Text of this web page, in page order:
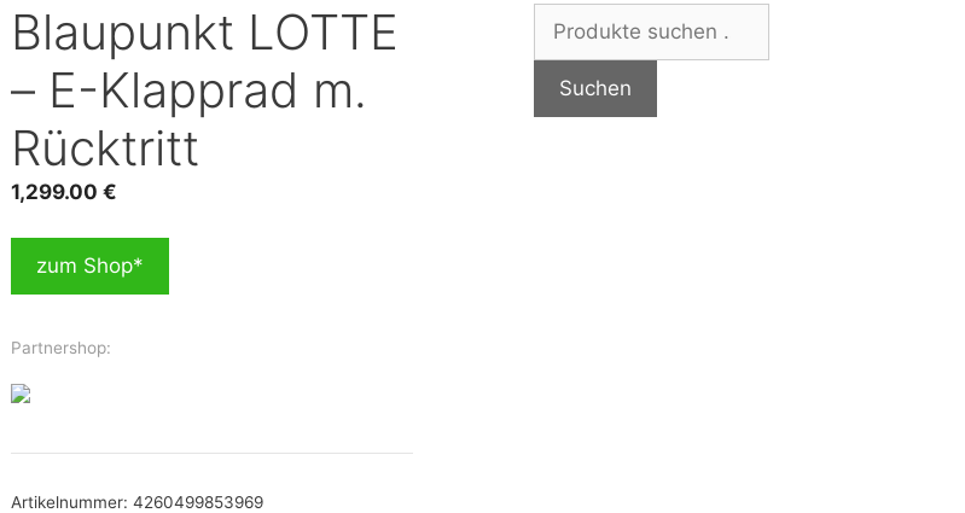
Blaupunkt LOTTE
– E-Klapprad m.
Rücktritt
1,299.00 €
zum Shop*
Partnershop:
Artikelnummer: 4260499853969
nach:
Suchen